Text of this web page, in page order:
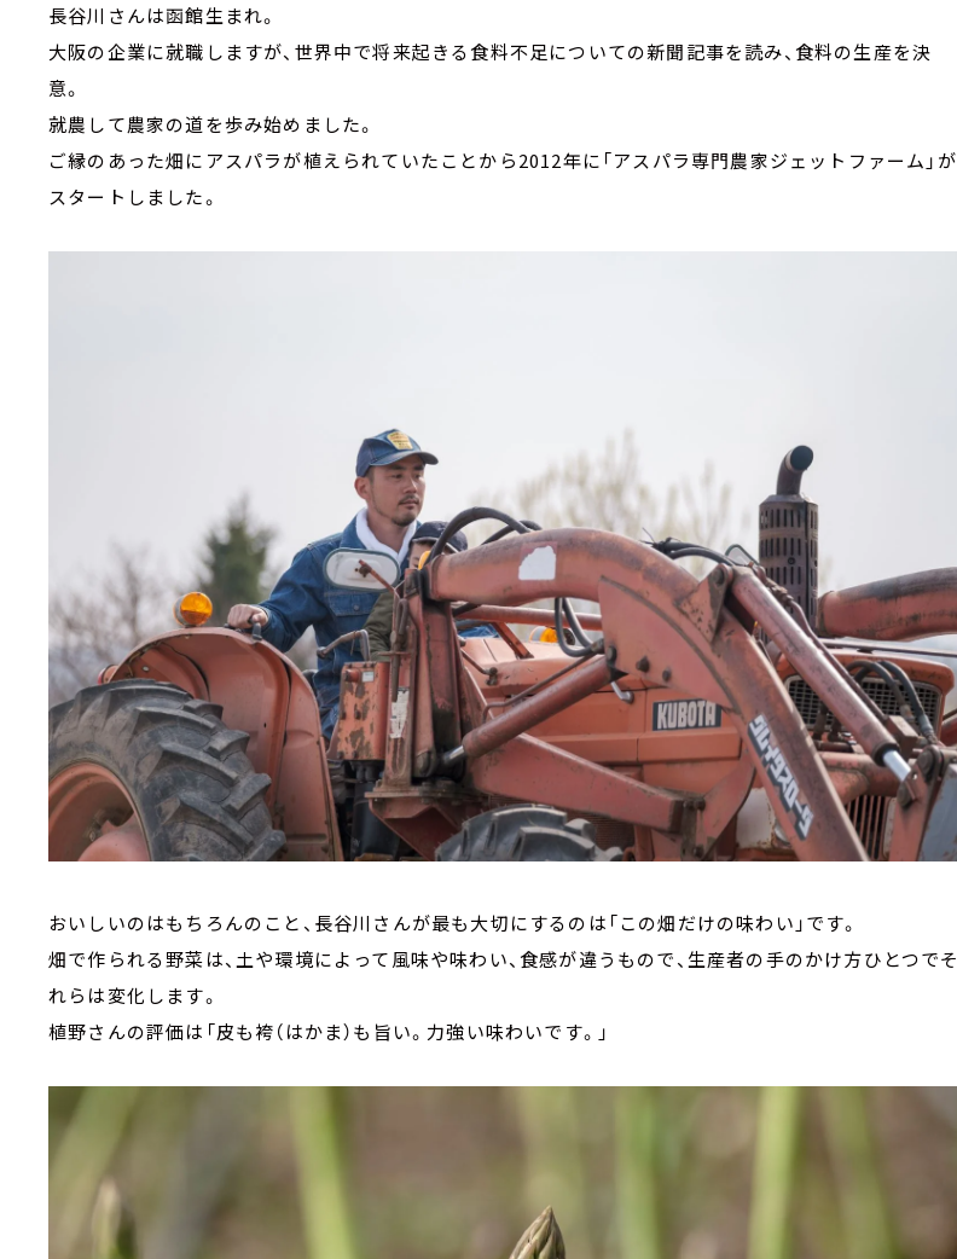
長谷川さんは函館生まれ。
大阪の企業に就職しますが、世界中で将来起きる食料不足についての新聞記事を読み、食料の生産を決
意。
就農して農家の道を歩み始めました。
ご縁のあった畑にアスパラが植えられていたことから2012年に「アスパラ専門農家ジェットファーム」が
スタートしました。
おいしいのはもちろんのこと、長谷川さんが最も大切にするのは「この畑だけの味わい」です。
畑で作られる野菜は、土や環境によって風味や味わい、食感が違うもので、生産者の手のかけ方ひとつでそ
れらは変化します。
植野さんの評価は「皮も袴（はかま）も旨い。力強い味わいです。」